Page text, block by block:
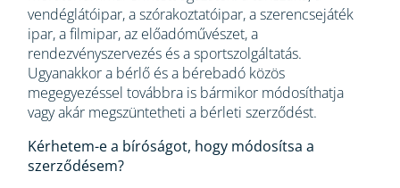
vendéglátóipar, a szórakoztatóipar, a szerencsejáték
ipar, a filmipar, az előadóművészet, a
rendezvényszervezés és a sportszolgáltatás.
Ugyanakkor a bérlő és a bérebadó közös
megegyezéssel továbbra is bármikor módosíthatja
vagy akár megszüntetheti a bérleti szerződést.
Kérhetem-e a bíróságot, hogy módosítsa a
szerződésem?